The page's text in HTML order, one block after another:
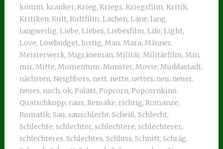
komm, kranker, Krieg, Kriegs, Kriegsfilm, Kritik,
Kritiken, Kult, Kultfilm, Lachen, Lane, lang,
langweilig, Liebe, Liebes, Liebesfilm, Life, Light,
Love, Lowbudget, lustig, Man, Mara, Männer,
Meisterwerk, Migräneman, Militär, Militärfilm, Min,
mir, Mitte, Momentum, Monster, Movie, Muddastadt,
nächsten, Neighbors, nett, nette, nettes, neu, neuer,
neues, noch, ok, Palast, Popcorn, Popcornkino,
Quatschkopp, raus, Remake, richtig, Romanze,
Romatik, Sau, sauschlecht, Scheiß, Schlecht,
Schlechte, schlechter, schlechtere, schlechterer,
schlechteres, Schlechtes, Schluss, Schnitt, Schräg,